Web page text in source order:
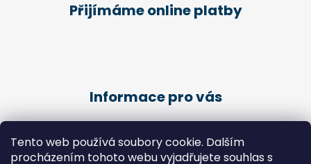
Tento web používá soubory cookie. Dalším
procházením tohoto webu vyjadřujete souhlas s
Přijímáme online platby
Informace pro vás
Podmínky ochrany osobních údajů
Kariéra